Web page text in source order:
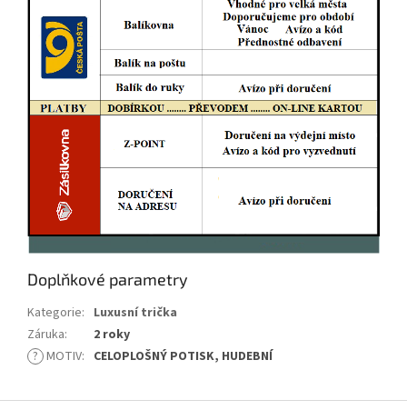
Doplňkové parametry
Kategorie: Luxusní trička
Záruka:
2 roky
? MOTIV: CELOPLOŠNÝ POTISK, HUDEBNÍ